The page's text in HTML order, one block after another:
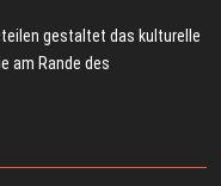
gestaltet das kulturelle
am Rande des